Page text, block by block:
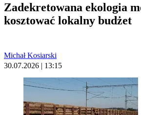
Zadekretowana ekologia
kosztować lokalny budżet
Michał Kosiarski
30.07.2026 | 13:15